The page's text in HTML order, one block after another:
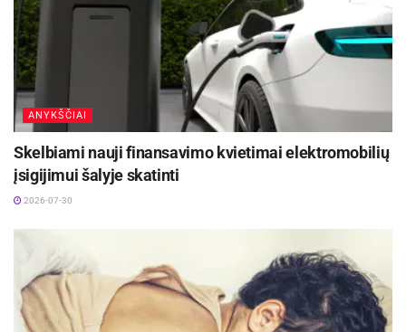
ANYKŠČIAI
Skelbiami nauji finansavimo kvietimai elektromobilių
įsigijimui šalyje skatinti
2026-07-30